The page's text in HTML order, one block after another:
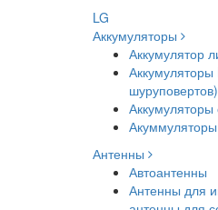
LG
Аккумуляторы
Аккумулятор
шуруповертов)
Антенны
Автоантенны
Антенны для